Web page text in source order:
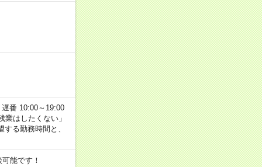
番 10:00～19:00
はしたくない」
る勤務時間と、
能です！